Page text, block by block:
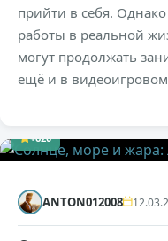
прийти в себя.
работы в реальной
могут продолжать
ещё и в
+620
ANTON012008